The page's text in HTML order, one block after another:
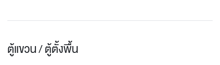
ตู้แขวน / ตู้ตั้งพื้น